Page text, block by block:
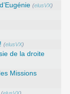
(elusVX)
(elusVX)
de la droite
Missions